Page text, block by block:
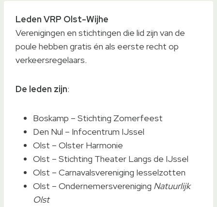
Leden VRP Olst-Wijhe
Verenigingen en stichtingen die lid zijn van de
poule hebben gratis én als eerste recht op
verkeersregelaars.
De leden zijn:
Boskamp – Stichting Zomerfeest
Den Nul – Infocentrum IJssel
Olst – Olster Harmonie
Olst – Stichting Theater Langs de IJssel
Olst – Carnavalsvereniging Iesselzotten
Olst – Ondernemersvereniging Natuurlijk
Olst